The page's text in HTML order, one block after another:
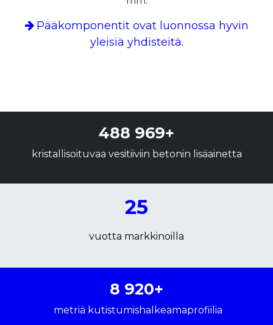
Pääkomponentit ovat luonnossa hyvin
yleisiä yhdisteitä.
488 969+
kristallisoituvaa vesitiiviin betonin lisäainetta
25
vuotta markkinoilla
8 920+
metriä kutistumishalkeamaprofiilia